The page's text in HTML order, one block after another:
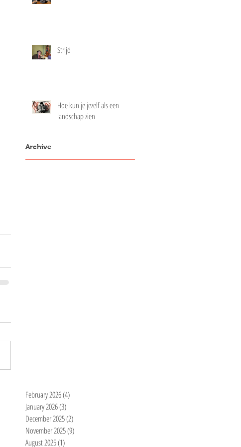
Strijd
Hoe kun je jezelf als een
landschap zien
Archive
February 2026(4)
January 2026(3)
December 2025(2)
November 2025(9)
August 2025(1)